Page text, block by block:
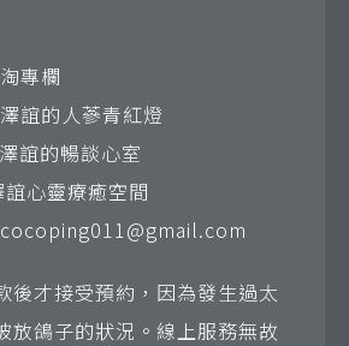
專欄
誼的人蔘青紅燈
誼的暢談心室
心靈療癒空間
cocoping011@gmail.com
後才接受預約，因為發生過太
放鴿子的狀況。線上服務無故